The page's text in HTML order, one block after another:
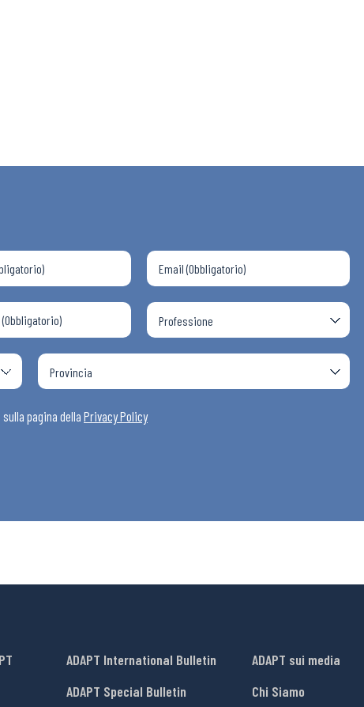
pagina della Privacy Policy
ADAPT International Bulletin
ADAPT Special Bulletin
ADAPT sui media
Chi Siamo